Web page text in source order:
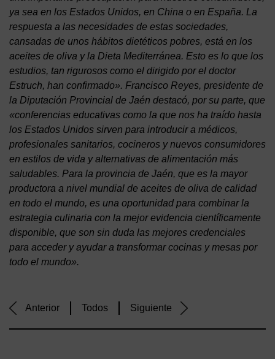
ya sea en los Estados Unidos, en China o en España. La
respuesta a las necesidades de estas sociedades,
cansadas de unos hábitos dietéticos pobres, está en los
aceites de oliva y la Dieta Mediterránea. Esto es lo que los
estudios, tan rigurosos como el dirigido por el doctor
Estruch, han confirmado». Francisco Reyes, presidente de
la Diputación Provincial de Jaén destacó, por su parte, que
«conferencias educativas como la que nos ha traído hasta
los Estados Unidos sirven para introducir a médicos,
profesionales sanitarios, cocineros y nuevos consumidores
en estilos de vida y alternativas de alimentación más
saludables. Para la provincia de Jaén, que es la mayor
productora a nivel mundial de aceites de oliva de calidad
en todo el mundo, es una oportunidad para combinar la
estrategia culinaria con la mejor evidencia científicamente
disponible, que son sin duda las mejores credenciales
para acceder y ayudar a transformar cocinas y mesas por
todo el mundo».
Anterior Todos Siguiente